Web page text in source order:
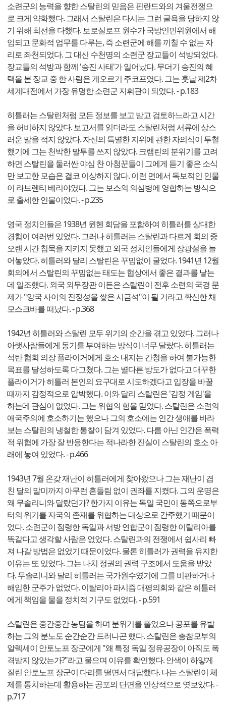
소련군의 능력을 향한 스탈린의 믿음은 핀란드와의 겨울전쟁으
로 크게 약화했다. 그래서 스탈린은 다시는 그런 굴욕을 당하지 않
기 위해 최선을 다했다. 보로실로프 원수가 국방인민위원에서 해
임되고 문화적 업무를 다루는, 즉 소련군에 해를 끼칠 수 없는 자
리로 좌천되었다. 그 대신 수천명의 소련군 장교들이 석방되었다.
장교들의 석방과 함께 '승진 사태'가 일어났다. 무더기 승진의 혜
택을 본 장교 중 한 사람은 게오르기 주코프였다. 그는 훗날 제2차
세계대전에서 가장 유명한 소련군 지휘관이 되었다. - p.183
히틀러는 스탈린처럼 모든 정보를 보고 받고 검토하느라고 시간
을 허비하지 않았다. 보고서를 읽더라도 스탈린처럼 서류에 상스
러운 말을 적지 않았다. 자신의 특별한 지위에 관한 자의식이 투철
했기에 그는 천박한 말투를 쓰지 않았다. 크램린의 분위기를 고려
하면 스탈린을 둘러싼 야심 찬 아첨꾼들이 그에게 듣기 좋은 소식
만 보고한 모습은 결코 이상하지 않다. 이런 면에서 독보적인 인물
이 라브렌티 베리야였다. 그는 보스의 의심병에 영합하는 방식으
로 출세한 인물이었다. - p.235
영국 정치인들은 1938년 뮌헨 회담을 포함하여 히틀러를 상대한
경험이 여러번 있었다. 그러나 히틀러는 스탈린과 다르게 회의 중
오랜 시간 침묵을 지키지 못했고 외국 정치인들에게 장광설을 늘
어놓았다. 히틀러와 달리 스탈린은 꾸밈없이 굴었다. 1941년 12월
회의에서 스탈린의 꾸밈없는 태도는 협상에서 좋은 결과를 낳는
데 일조했다. 외국 외무장관 이든은 스탈린이 전후 소련의 국경 문
제가 "양국 사이의 진정성을 쌓은 시금석"이 될 거라고 확신한 채
모스크바를 떠났다. - p.368
1942년 히틀러와 스탈린 모두 위기의 순간을 겪고 있었다. 그러나
아랫사람들에게 동기를 부여하는 방식이 너무 달랐다. 히틀러는
석탄 협회 의장 플라이거에게 호소 내지는 간청을 하여 불가능한
목표를 달성하도록 다그쳤다. 그는 별다른 방도가 없다고 대꾸한
플라이거가 히틀러 본인의 요구대로 시도하겠다고 입장을 바꿀
때까지 감정적으로 압박했다. 이와 달리 스탈린은 '감정 게임'을
하는데 관심이 없었다. 그는 위협의 힘을 믿었다. 스탈린은 소련의
애국주의에 호소하기는 했으나 그의 호소에는 인간 생애를 바라
보는 스탈린의 냉철한 통찰이 담겨 있었다. 다름 아닌 인간은 폭력
적 위협에 가장 잘 반응한다는 적나라한 진실이 스탈린의 호소 아
래에 놓여 있었다. - p.466
1943년 7월 온갖 재난이 히틀러에게 찾아왔으나 그는 재난이 겹
친 달의 말미까지 아무런 흔들림 없이 권좌를 지켰다. 그의 운명은
왜 무솔리니와 달랐던가? 한가지 이유는 독일 국민이 동쪽으로부
터의 위기를 자국의 존재를 위협하는 대상으로 간주했기 때문이
었다. 소련군이 점령한 독일과 서방 연합군이 점령한 이탈리아를
똑같다고 생각할 사람은 없었다. 스탈린과의 전쟁에서 쉽사리 빠
져 나갈 방법은 없었기 때문이었다. 물론 히틀러가 권력을 유지한
이유는 또 있었다. 그는 나치 정권의 권력 구조에서 도움을 받았
다. 무솔리니와 달리 히틀러는 국가원수였기에 그를 비판하거나
해임한 군주가 없었다. 이탈리아 파시즘 대평의회와 같은 히틀러
에게 책임을 물을 정치적 기구도 없었다. - p.591
스탈린은 중간중간 농담을 하며 분위기를 풀었으나 공포를 유발
하는 그의 분노도 순간순간 드러나곤 했다. 스탈린은 총참모부의
알렉세이 안토노프 장군에게 "왜 특정 독일 정유공장이 아직도 폭
격받지 않았는가?"라고 물으며 이유를 확인했다. 안색이 하얗게
질린 안토노프 장군이 다리를 떨면서 대답했다. 나는 스탈린이 체
제를 통치하는데 활용하는 공포의 단면을 인상적으로 엿보았다. -
p.717